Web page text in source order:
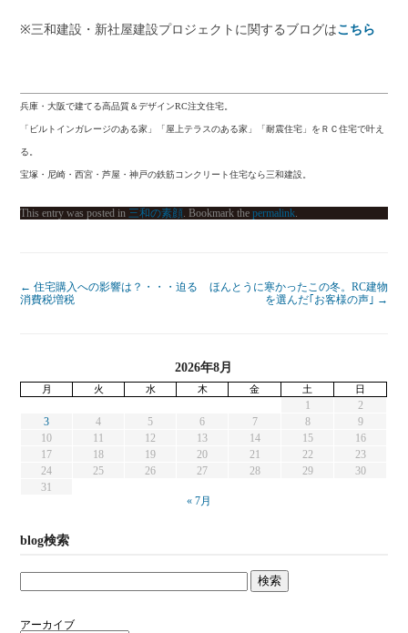
※三和建設・新社屋建設プロジェクトに関するブログはこちら
兵庫・大阪で建てる高品質＆デザインRC注文住宅。
「ビルトインガレージのある家」「屋上テラスのある家」「耐震住宅」をＲＣ住宅で叶え
る。
宝塚・尼崎・西宮・芦屋・神戸の鉄筋コンクリート住宅なら三和建設。
This entry was posted in 三和の素顔. Bookmark thepermalink.
← 住宅購入への影響は？・・・迫る
消費税増税
ほんとうに寒かったこの冬。RC建物
を選んだ｢お客様の声｣ →
2026年8月
月 火 水 木 金 土 日
1
2
3
4 5 6 7 8
9
10
11 12 13 14 15
16
17
18 19 20 21 22
23
24
25 26 27 28 29
30
31
« 7月
blog検索
アーカイブ